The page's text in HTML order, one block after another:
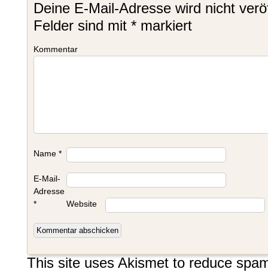
Deine E-Mail-Adresse wird nicht
Felder sind mit * markiert
Kommentar
Name *
E-Mail-
Adresse
*
Website
This site uses Akismet to reduce